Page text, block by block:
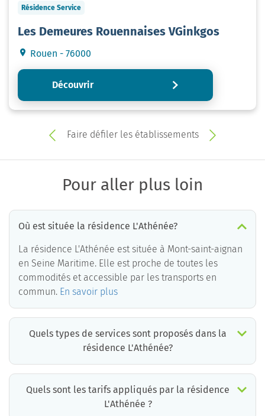
Résidence Service
Les Demeures Rouennaises VGinkgos
Rouen - 76000
Découvrir
Faire défiler les établissements
Pour aller plus loin
Où est située la résidence L'Athénée?
La résidence L'Athénée est située à Mont-saint-aignan
en Seine Maritime. Elle est proche de toutes les
commodités et accessible par les transports en
commun. En savoir plus
Quels types de services sont proposés dans la
résidence L'Athénée?
Quels sont les tarifs appliqués par la résidence
L'Athénée ?